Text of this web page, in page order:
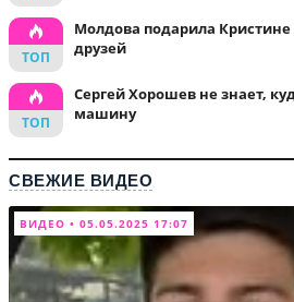
Молдова подарила
друзей
Сергей Хорошев не знает,
машину
СВЕЖИЕ ВИДЕО
ВИДЕО • 05.05.2025 17:07